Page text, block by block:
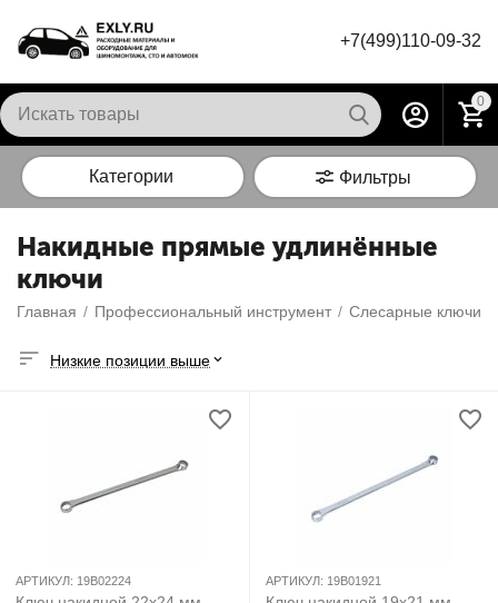
+7(499)110-09-32
0
Категории Фильтры
Накидные прямые удлинённые
ключи
Главная / Профессиональный инструмент / Слесарные ключи
Низкие позиции выше
АРТИКУЛ: 19B02224 АРТИКУЛ: 19B01921